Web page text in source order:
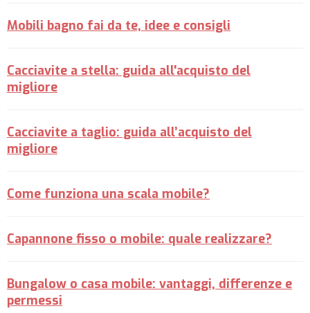
Mobili bagno fai da te, idee e consigli
Cacciavite a stella: guida all'acquisto del
migliore
Cacciavite a taglio: guida all’acquisto del
migliore
Come funziona una scala mobile?
Capannone fisso o mobile: quale realizzare?
Bungalow o casa mobile: vantaggi, differenze e
permessi